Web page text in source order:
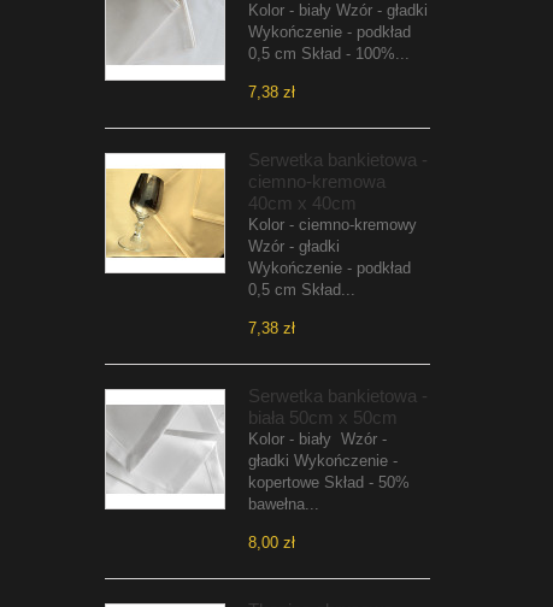
Kolor - biały Wzór - gładki
Wykończenie - podkład
0,5 cm Skład - 100%...
7,38 zł
Serwetka bankietowa -
ciemno-kremowa
40cm x 40cm
Kolor - ciemno-kremowy
Wzór - gładki
Wykończenie - podkład
0,5 cm Skład...
7,38 zł
Serwetka bankietowa -
biała 50cm x 50cm
Kolor - biały Wzór -
gładki Wykończenie -
kopertowe Skład - 50%
bawełna...
8,00 zł